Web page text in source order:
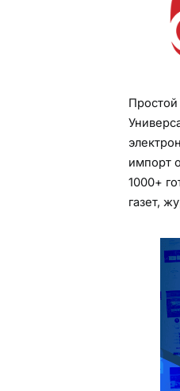
Простой
импорт
1000+
газет,